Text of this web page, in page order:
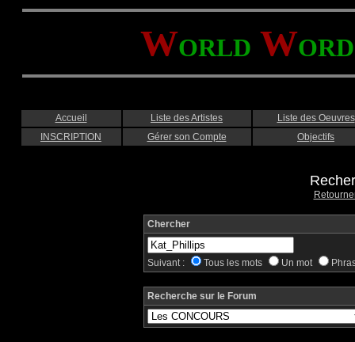
WORLD WORD
Accueil Liste des Artistes
Liste des Oeuvres
INSCRIPTION
Gérer son Compte Objectifs
Chercher
Suivant : Tous les mots Un mot
Recherche sur le Forum